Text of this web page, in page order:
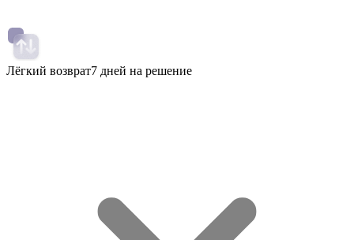
Лёгкий возврат7 дней на решение